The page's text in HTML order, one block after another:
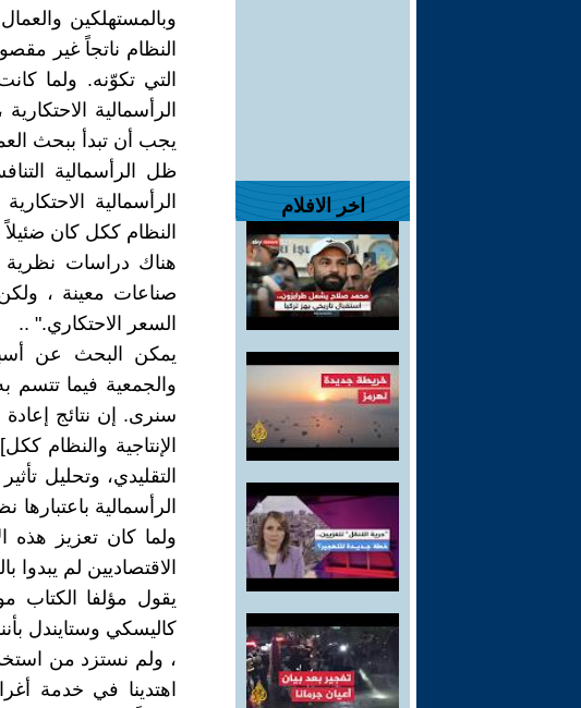
اخر الافلام
وبالمستهلكين
النظام ناتجاً غير
التي تكوّنه. ولما
الرأسمالية
يجب أن تبدأ ببحث
ظل الرأسمالية
الرأسمالية
النظام ككل كان
هناك دراسات نظرية
صناعات معينة ،
السعر الاحتكاري." ..
يمكن البحث عن
والجمعية فيما تتسم
سنرى. إن نتائج إعادة
الإنتاجية والنظام
التقليدي، وتحليل
الرأسمالية
ولما كان تعزيز هذه
الاقتصاديين لم
يقول مؤلفا
كاليسكي وستايندل
، ولم نستزد من
اهتدينا في خدمة